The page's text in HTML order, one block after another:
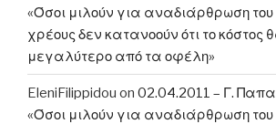
«Όσοι μιλούν για αναδιάρθρωση του
χρέους δεν κατανοούν ότι το κόστος
μεγαλύτερο από τα οφέλη»
EleniFilippidou on 02.04.2011 – Γ.
«Όσοι μιλούν για αναδιάρθρωση του